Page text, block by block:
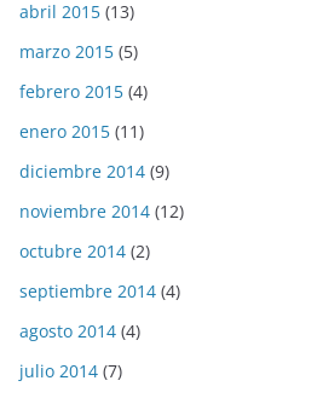
abril 2015 (13)
marzo 2015 (5)
febrero 2015 (4)
enero 2015 (11)
diciembre 2014 (9)
noviembre 2014 (12)
octubre 2014 (2)
septiembre 2014 (4)
agosto 2014 (4)
julio 2014 (7)